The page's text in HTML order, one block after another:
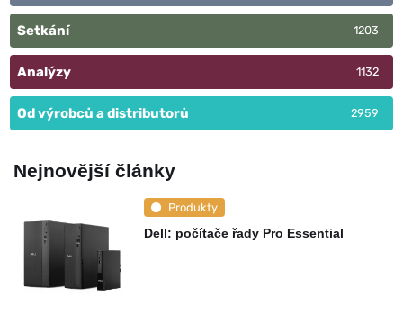
Setkání 1203
Analýzy 1132
Od výrobců a distributorů 2959
Nejnovější články
Produkty
Dell: počítače řady Pro Essential